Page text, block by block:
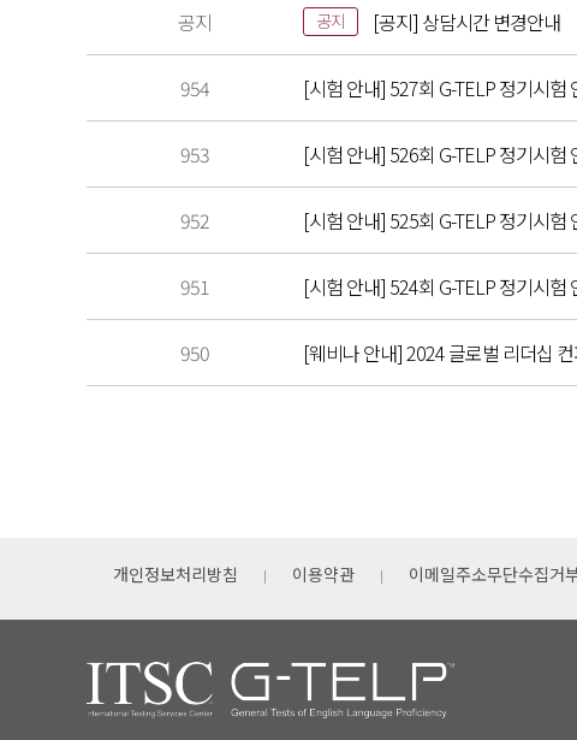
공지 공지 [공지] 상담시간 변경안내
954 [시험 안내] 527회 G-TELP 정기시험
953 [시험 안내] 526회 G-TELP 정기시험
952 [시험 안내] 525회 G-TELP 정기시험
951 [시험 안내] 524회 G-TELP 정기시험
950 [웨비나 안내] 2024 글로벌 리더십
개인정보처리방침 이용약관 이메일주소무단수집거